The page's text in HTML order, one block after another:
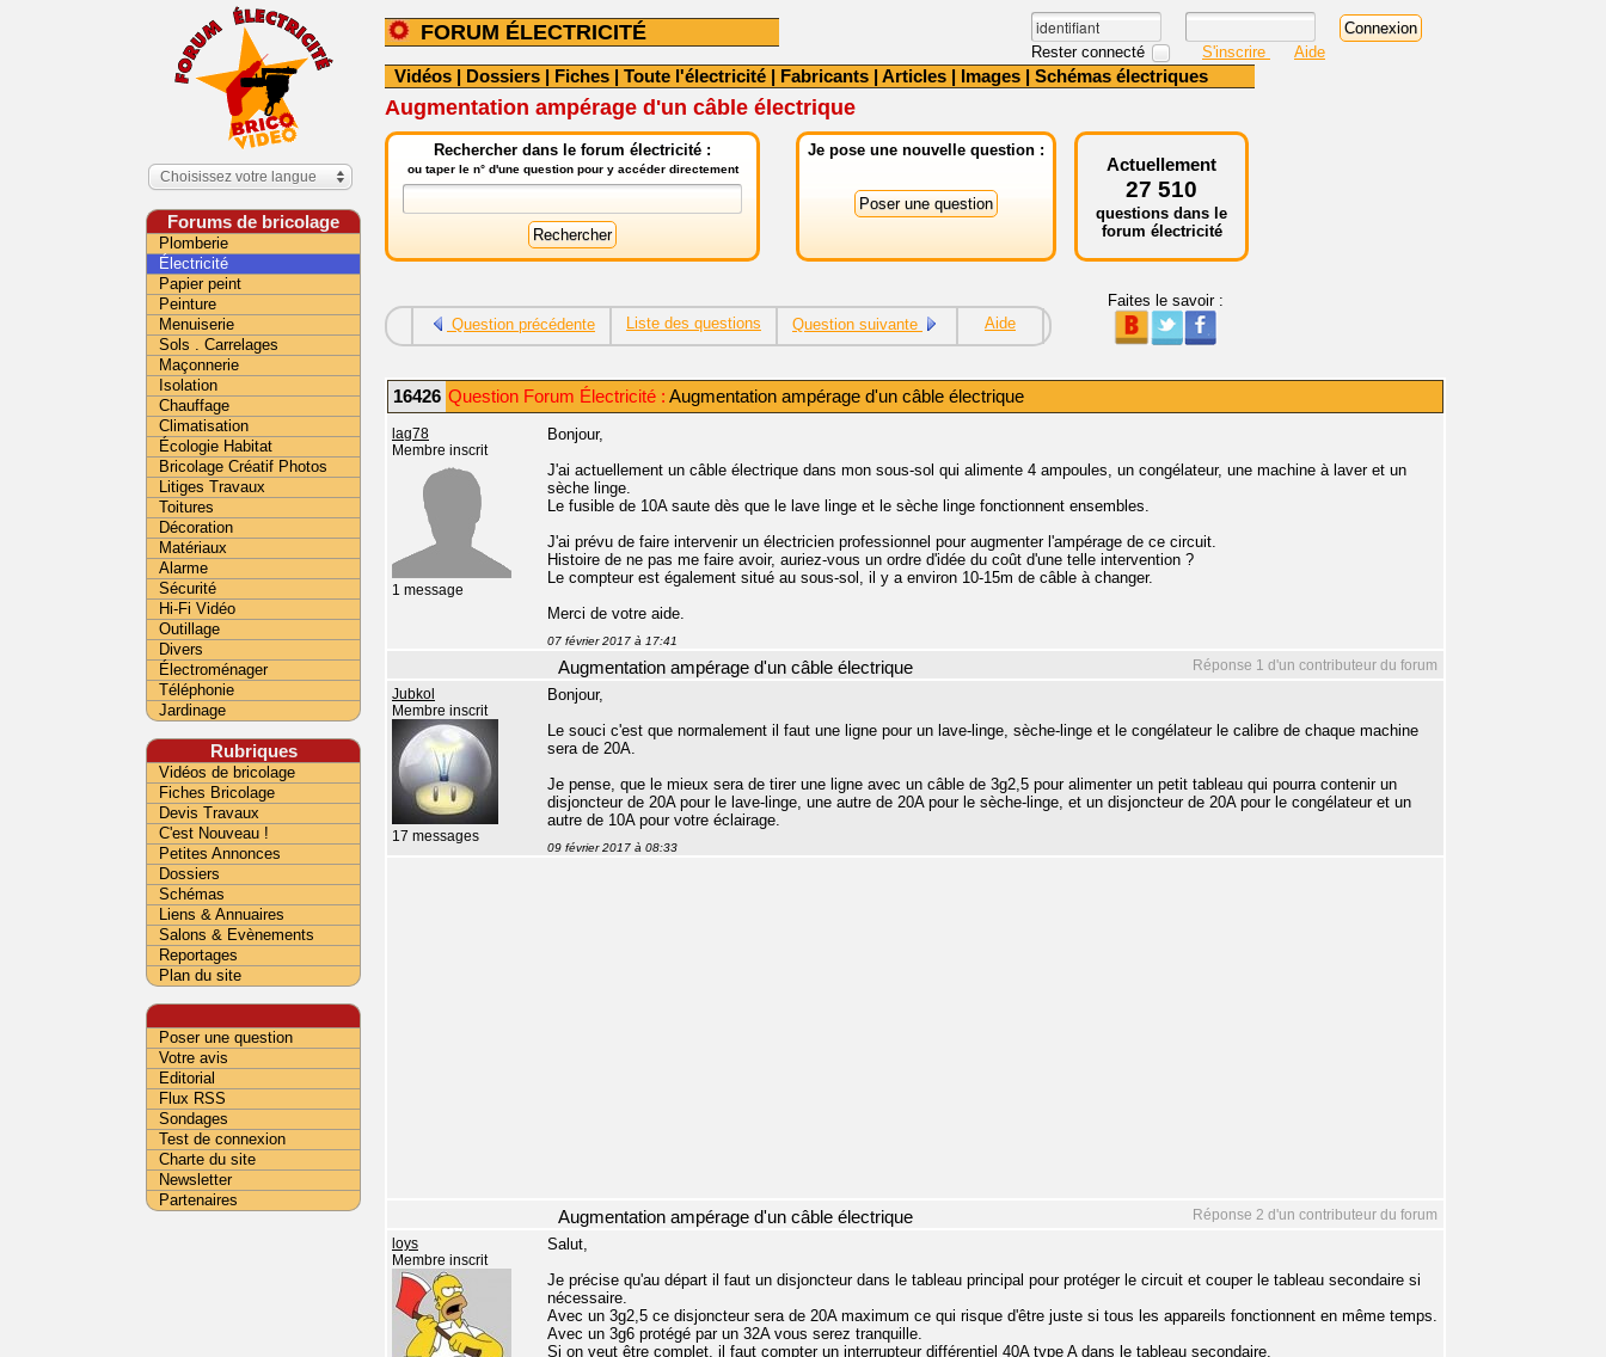
FORUM ÉLECTRICITÉ
Rester connecté S'inscrire Aide
Vidéos | Dossiers | Fiches | Toute l'électricité | Fabricants | Articles | Images | Schémas électriques
Augmentation ampérage d'un câble électrique
Rechercher dans le forum électricité :
ou taper le n° d'une question pour y accéder directement
Je pose une nouvelle question :
Actuellement
27 510
questions dans le
forum électricité
Question précédente Liste des questions Question suivante Aide
Faites le savoir :
16426 Question Forum Électricité : Augmentation ampérage d'un câble électrique
lag78
Membre inscrit
1 message
Bonjour,
J'ai actuellement un câble électrique dans mon sous-sol qui alimente 4 ampoules, un congélateur, une machine à laver et un
sèche linge.
Le fusible de 10A saute dès que le lave linge et le sèche linge fonctionnent ensembles.
J'ai prévu de faire intervenir un électricien professionnel pour augmenter l'ampérage de ce circuit.
Histoire de ne pas me faire avoir, auriez-vous un ordre d'idée du coût d'une telle intervention ?
Le compteur est également situé au sous-sol, il y a environ 10-15m de câble à changer.
Merci de votre aide.
07 février 2017 à 17:41
Réponse 1 d'un contributeur du forum
Augmentation ampérage d'un câble électrique
Jubkol
Membre inscrit
17 messages
Bonjour,
Le souci c'est que normalement il faut une ligne pour un lave-linge, sèche-linge et le congélateur le calibre de chaque machine
sera de 20A.
Je pense, que le mieux sera de tirer une ligne avec un câble de 3g2,5 pour alimenter un petit tableau qui pourra contenir un
disjoncteur de 20A pour le lave-linge, une autre de 20A pour le sèche-linge, et un disjoncteur de 20A pour le congélateur et un
autre de 10A pour votre éclairage.
09 février 2017 à 08:33
Réponse 2 d'un contributeur du forum
Augmentation ampérage d'un câble électrique
loys
Membre inscrit
Salut,
Je précise qu'au départ il faut un disjoncteur dans le tableau principal pour protéger le circuit et couper le tableau secondaire si
nécessaire.
Avec un 3g2,5 ce disjoncteur sera de 20A maximum ce qui risque d'être juste si tous les appareils fonctionnent en même temps.
Avec un 3g6 protégé par un 32A vous serez tranquille.
Si on veut être complet, il faut compter un interrupteur différentiel 40A type A dans le tableau secondaire.
Choisissez votre langue
Forums de bricolage
Plomberie
Électricité
Papier peint
Peinture
Menuiserie
Sols . Carrelages
Maçonnerie
Isolation
Chauffage
Climatisation
Écologie Habitat
Bricolage Créatif Photos
Litiges Travaux
Toitures
Décoration
Matériaux
Alarme
Sécurité
Hi-Fi Vidéo
Outillage
Divers
Électroménager
Téléphonie
Jardinage
Rubriques
Vidéos de bricolage
Fiches Bricolage
Devis Travaux
C'est Nouveau !
Petites Annonces
Dossiers
Schémas
Liens & Annuaires
Salons & Evènements
Reportages
Plan du site
Poser une question
Votre avis
Editorial
Flux RSS
Sondages
Test de connexion
Charte du site
Newsletter
Partenaires